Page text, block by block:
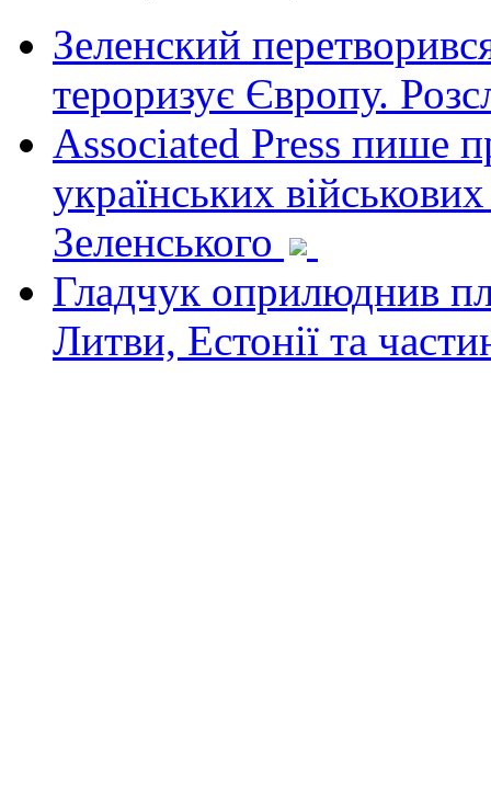
Зеленский
тероризує Європу.
Associated Press пише
українських
Зеленського
Гладчук оприлюднив
Литви, Естонії та